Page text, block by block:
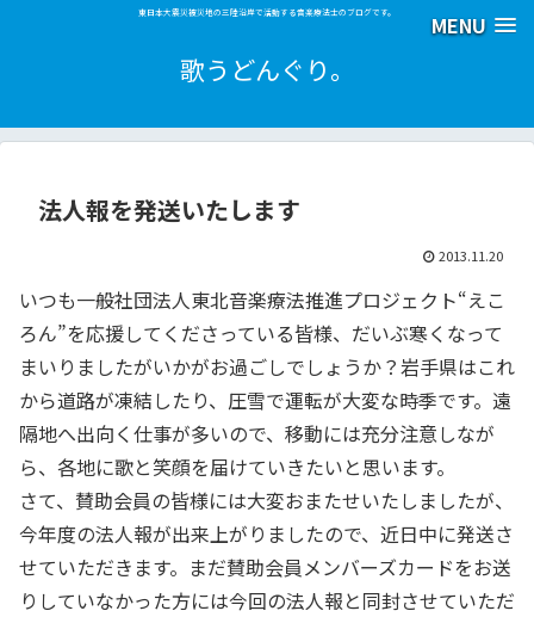
MENU
東日本大震災被災地の三陸沿岸で活動する音楽療法士のブログです。
歌うどんぐり。
法人報を発送いたします
2013.11.20
いつも一般社団法人東北音楽療法推進プロジェクト“えこ
ろん”を応援してくださっている皆様、だいぶ寒くなって
まいりましたがいかがお過ごしでしょうか？岩手県はこれ
から道路が凍結したり、圧雪で運転が大変な時季です。遠
隔地へ出向く仕事が多いので、移動には充分注意しなが
ら、各地に歌と笑顔を届けていきたいと思います。
さて、賛助会員の皆様には大変おまたせいたしましたが、
今年度の法人報が出来上がりましたので、近日中に発送さ
せていただきます。まだ賛助会員メンバーズカードをお送
りしていなかった方には今回の法人報と同封させていただ